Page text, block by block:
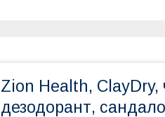
Zion Health, ClayDry,
дезодорант,